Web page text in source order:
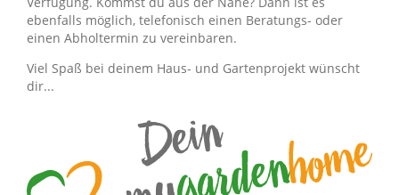
ebenfalls möglich, telefonisch einen Beratungs- oder
einen Abholtermin zu vereinbaren.
Viel Spaß bei deinem Haus- und Gartenprojekt wünscht
dir...